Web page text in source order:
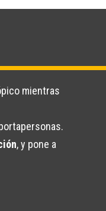
mientras
, y pone a